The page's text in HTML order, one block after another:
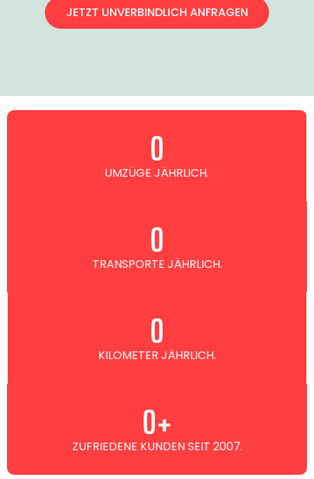
JETZT UNVERBINDLICH ANFRAGEN
UMZÜGE JÄHRLICH.
0
TRANSPORTE JÄHRLICH.
0
KILOMETER JÄHRLICH.
0
ZUFRIEDENE KUNDEN SEIT 2007.
0+